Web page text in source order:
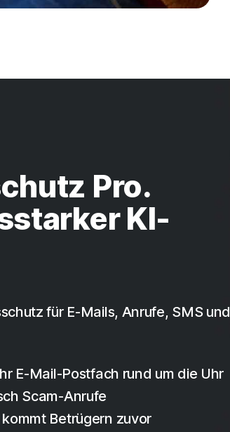
Pro.
KI-
für E-Mails, Anrufe, SMS und
E-Mail-Postfach rund um die Uhr
Scam-Anrufe
Betrügern zuvor